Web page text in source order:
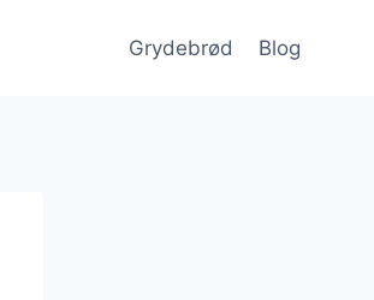
Grydebrød Blog